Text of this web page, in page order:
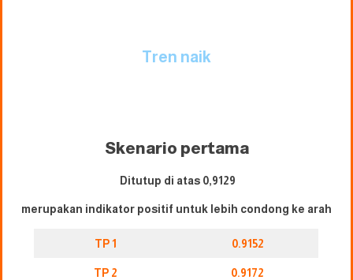
Tren naik
Skenario pertama
Ditutup di atas 0,9129
merupakan indikator positif untuk lebih condong ke arah
TP 1 0.9152
TP 2 0.9172